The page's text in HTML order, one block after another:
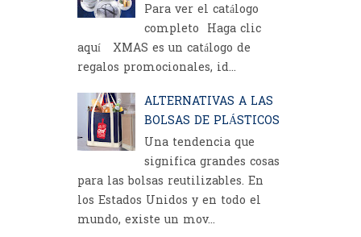
Para ver el catálogo
completo Haga clic
aquí XMAS es un catálogo de
regalos promocionales, id...
ALTERNATIVAS A LAS
BOLSAS DE PLÁSTICOS
Una tendencia que
significa grandes cosas
para las bolsas reutilizables. En
los Estados Unidos y en todo el
mundo, existe un mov...